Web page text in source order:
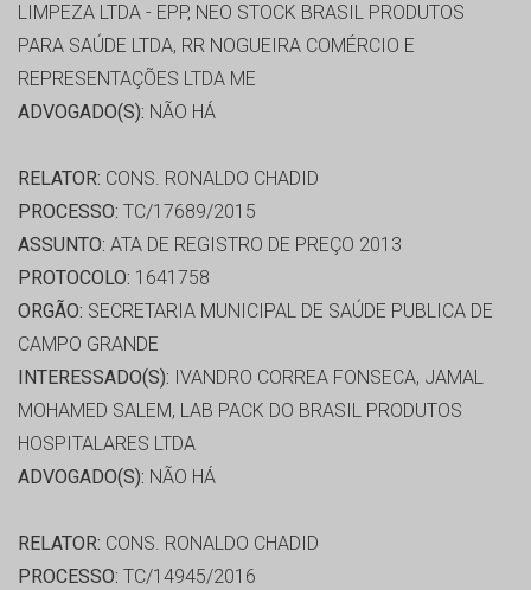
LIMPEZA LTDA - EPP, NEO STOCK BRASIL PRODUTOS
PARA SAÚDE LTDA, RR NOGUEIRA COMÉRCIO E
REPRESENTAÇÕES LTDA ME
ADVOGADO(S): NÃO HÁ
RELATOR: CONS. RONALDO CHADID
PROCESSO: TC/17689/2015
ASSUNTO: ATA DE REGISTRO DE PREÇO 2013
PROTOCOLO: 1641758
ORGÃO: SECRETARIA MUNICIPAL DE SAÚDE PUBLICA DE
CAMPO GRANDE
INTERESSADO(S): IVANDRO CORREA FONSECA, JAMAL
MOHAMED SALEM, LAB PACK DO BRASIL PRODUTOS
HOSPITALARES LTDA
ADVOGADO(S): NÃO HÁ
RELATOR: CONS. RONALDO CHADID
PROCESSO: TC/14945/2016